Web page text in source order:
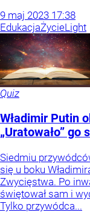
9 maj 2023 17:38
EdukacjaŻycieLight
Quiz
Władimir Putin
„Uratowało”
Siedmiu
się u boku
Zwycięstwa. Po
świętował sam i
Tylko przywódca...